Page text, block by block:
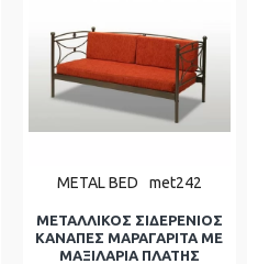
METAL BED met242
ΜΕΤΑΛΛΙΚΟΣ ΣΙΔΕΡΕΝΙΟΣ
ΚΑΝΑΠΕΣ ΜΑΡΑΓΑΡΙΤΑ ΜΕ
ΜΑΞΙΛΑΡΙΑ ΠΛΑΤΗΣ